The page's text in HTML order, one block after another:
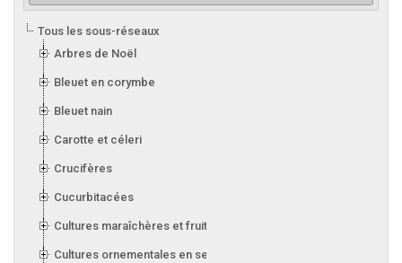
Tous les sous-réseaux
Arbres de Noël
Bleuet en corymbe
Bleuet nain
Carotte et céleri
Crucifères
Cucurbitacées
Cultures maraîchères et fruitières en serre
Cultures ornementales en serre